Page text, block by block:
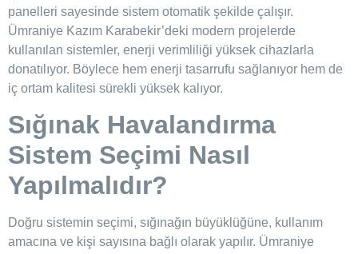
panelleri sayesinde sistem otomatik şekilde çalışır.
Ümraniye Kazım Karabekir’deki modern projelerde
kullanılan sistemler, enerji verimliliği yüksek cihazlarla
donatılıyor. Böylece hem enerji tasarrufu sağlanıyor hem de
iç ortam kalitesi sürekli yüksek kalıyor.
Sığınak Havalandırma
Sistem Seçimi Nasıl
Yapılmalıdır?
Doğru sistemin seçimi, sığınağın büyüklüğüne, kullanım
amacına ve kişi sayısına bağlı olarak yapılır. Ümraniye